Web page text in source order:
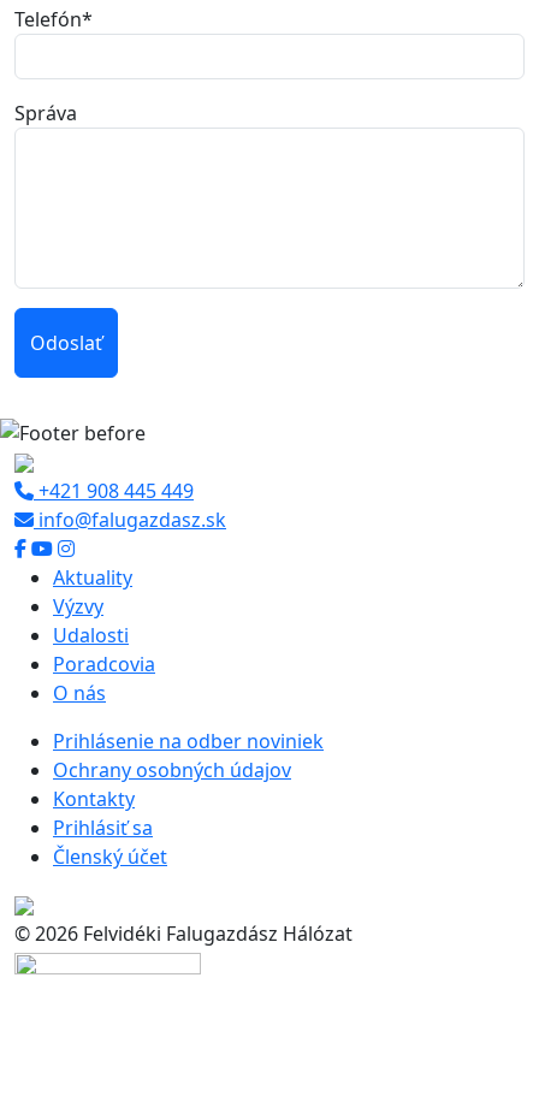
Telefón*
Správa
Odoslať
+421 908 445 449
info@falugazdasz.sk
Aktuality
Výzvy
Udalosti
Poradcovia
O nás
Prihlásenie na odber noviniek
Ochrany osobných údajov
Kontakty
Prihlásiť sa
Členský účet
© 2026 Felvidéki Falugazdász Hálózat